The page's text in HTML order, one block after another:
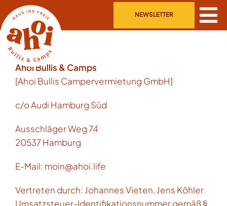
Skip
to
content
NEWSLETTER
Ahoi Bullis & Camps
[Ahoi Bullis Campervermietung GmbH]
c/o Audi Hamburg Süd
Ausschläger Weg 74
20537 Hamburg
E-Mail: moin@ahoi.life
Vertreten durch: Johannes Vieten, Jens Köhler
Umsatzsteuer-Identifikationsnummer gemäß §